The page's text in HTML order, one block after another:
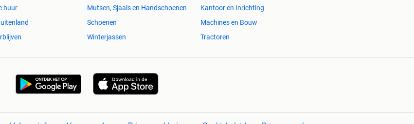
huur
Mutsen, Sjaals en Handschoenen
Schoenen
Winterjassen
Kantoor en Inrichting
Machines en Bouw
Tractoren